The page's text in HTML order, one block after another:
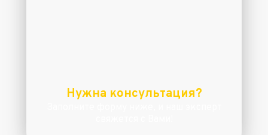
Нужна консультация?